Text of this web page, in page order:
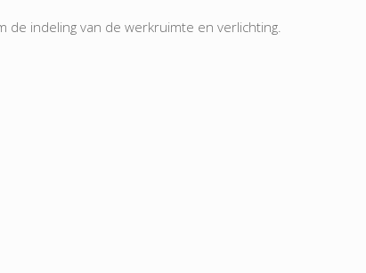
de indeling van de werkruimte en verlichting.